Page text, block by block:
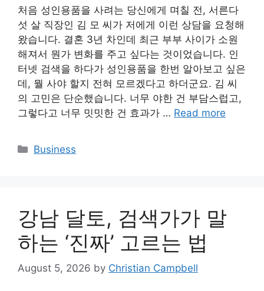
처음 성인용품을 사려는 당신에게 며칠 전, 서른다
섯 살 직장인 김 모 씨가 저에게 이런 상담을 요청해
왔습니다. 결혼 3년 차인데 최근 부부 사이가 소원
해져서 뭔가 변화를 주고 싶다는 것이었습니다. 인
터넷 검색을 하다가 성인용품을 한번 알아보고 싶은
데, 뭘 사야 할지 전혀 모르겠다고 하더군요. 김 씨
의 고민은 단순했습니다. 너무 야한 건 부담스럽고,
그렇다고 너무 밋밋한 건 효과가 … Read more
Categories
Business
강남 달토, 검색가가 말
하는 ‘진짜’ 고르는 법
August 5, 2026 by Christian Campbell